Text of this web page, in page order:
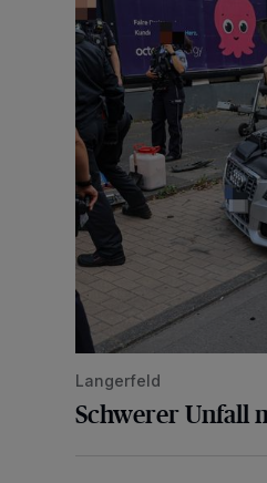
Langerfeld
Schwerer Unfall